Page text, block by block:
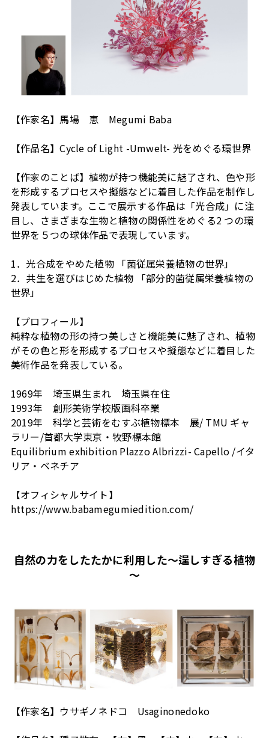
【作家名】馬場 恵 Megumi Baba
【作品名】Cycle of Light -Umwelt- 光をめぐる環世界
【作家のことば】植物が持つ機能美に魅了され、色や形
を形成するプロセスや擬態などに着目した作品を制作し
発表しています。ここで展示する作品は「光合成」に注
目し、さまざまな生物と植物の関係性をめぐる2 つの環
世界を５つの球体作品で表現しています。
1．光合成をやめた植物 「菌従属栄養植物の世界」
2．共生を選びはじめた植物 「部分的菌従属栄養植物の
世界」
【プロフィール】
純粋な植物の形の持つ美しさと機能美に魅了され、植物
がその色と形を形成するプロセスや擬態などに着目した
美術作品を発表している。
1969年 埼玉県生まれ 埼玉県在住
1993年 創形美術学校版画科卒業
2019年 科学と芸術をむすぶ植物標本 展/ TMU ギャ
ラリー/首都大学東京・牧野標本館
Equilibrium exhibition Plazzo Albrizzi- Capello /イタ
リア・ベネチア
【オフィシャルサイト】
https://www.babamegumiedition.com/
自然の力をしたたかに利用した～逞しすぎる植物
～
【作家名】ウサギノネドコ Usaginonedoko